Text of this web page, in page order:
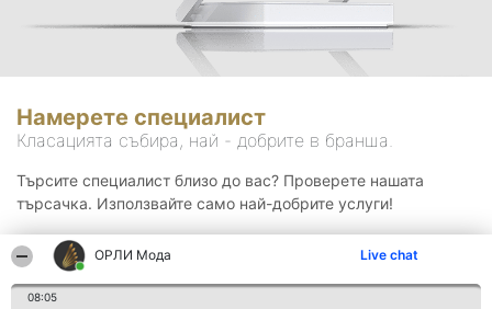
ОРЛИ Мода Live chat
08:05
Намерете специалист
Класацията събира, най - добрите в бранша.
Търсите специалист близо до вас? Проверете нашата
търсачка. Използвайте само най-добрите услуги!